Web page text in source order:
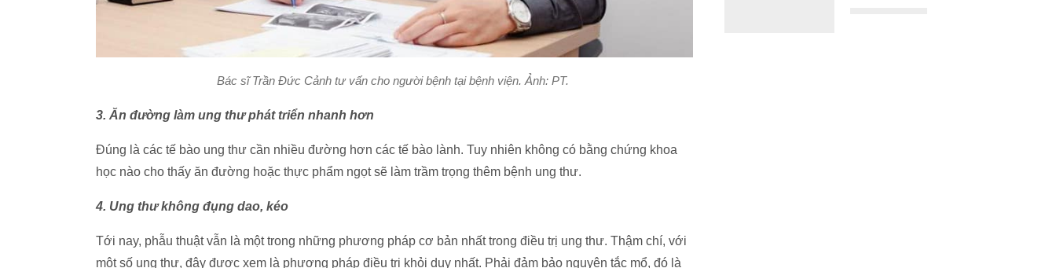
Bác sĩ Trần Đức Cảnh tư vấn cho người bệnh tại bệnh viện. Ảnh: PT.
3. Ăn đường làm ung thư phát triển nhanh hơn
Đúng là các tế bào ung thư cần nhiều đường hơn các tế bào lành. Tuy nhiên không có bằng chứng khoa
học nào cho thấy ăn đường hoặc thực phẩm ngọt sẽ làm trầm trọng thêm bệnh ung thư.
4. Ung thư không đụng dao, kéo
Tới nay, phẫu thuật vẫn là một trong những phương pháp cơ bản nhất trong điều trị ung thư. Thậm chí, với
một số ung thư, đây được xem là phương pháp điều trị khỏi duy nhất. Phải đảm bảo nguyên tắc mổ, đó là